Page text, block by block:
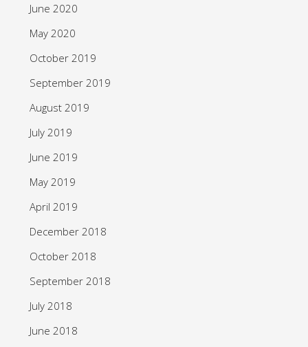
June 2020
May 2020
October 2019
September 2019
August 2019
July 2019
June 2019
May 2019
April 2019
December 2018
October 2018
September 2018
July 2018
June 2018